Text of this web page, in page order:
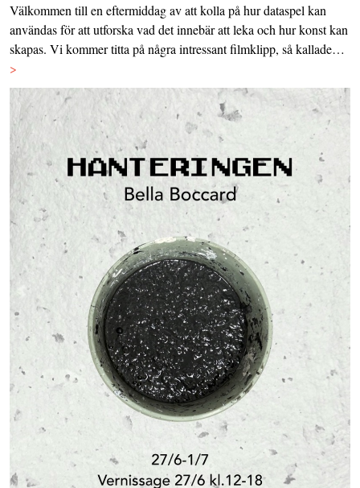
Välkommen till en eftermiddag av att kolla på hur dataspel kan
användas för att utforska vad det innebär att leka och hur konst kan
skapas. Vi kommer titta på några intressant filmklipp, så kallade…
>